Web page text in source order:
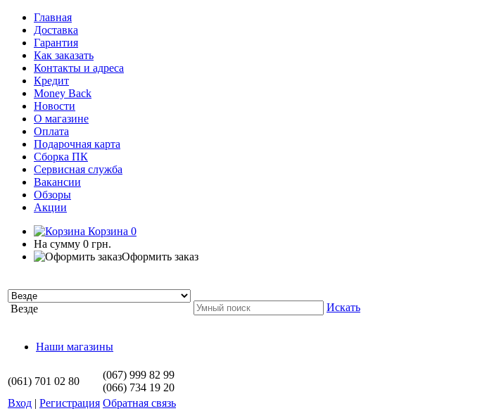
Главная
Доставка
Гарантия
Как заказать
Контакты и адреса
Кредит
Money Back
Новости
О магазине
Оплата
Подарочная карта
Сборка ПК
Сервисная служба
Вакансии
Обзоры
Акции
Корзина 0
На сумму 0 грн.
Оформить заказ
Везде Искать
Наши магазины
(061) 701 02 80
(067) 999 82 99
(066) 734 19 20
Вход | Регистрация Обратная связь